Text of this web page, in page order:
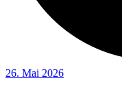
26. Mai 2026